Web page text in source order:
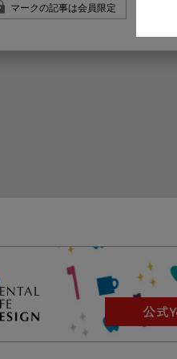
マークの記事は会員限定